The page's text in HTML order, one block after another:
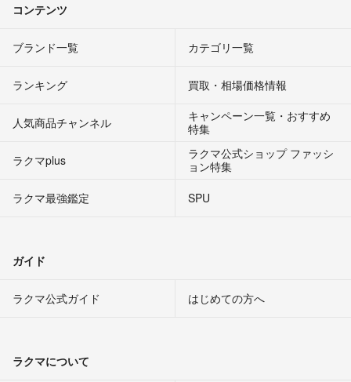
コンテンツ
ブランド一覧 カテゴリ一覧
ランキング 買取・相場価格情報
人気商品チャンネル
キャンペーン一覧・おすすめ
特集
ラクマplus
ラクマ公式ショップ ファッシ
ョン特集
ラクマ最強鑑定
SPU
ガイド
ラクマ公式ガイド はじめての方へ
ラクマについて